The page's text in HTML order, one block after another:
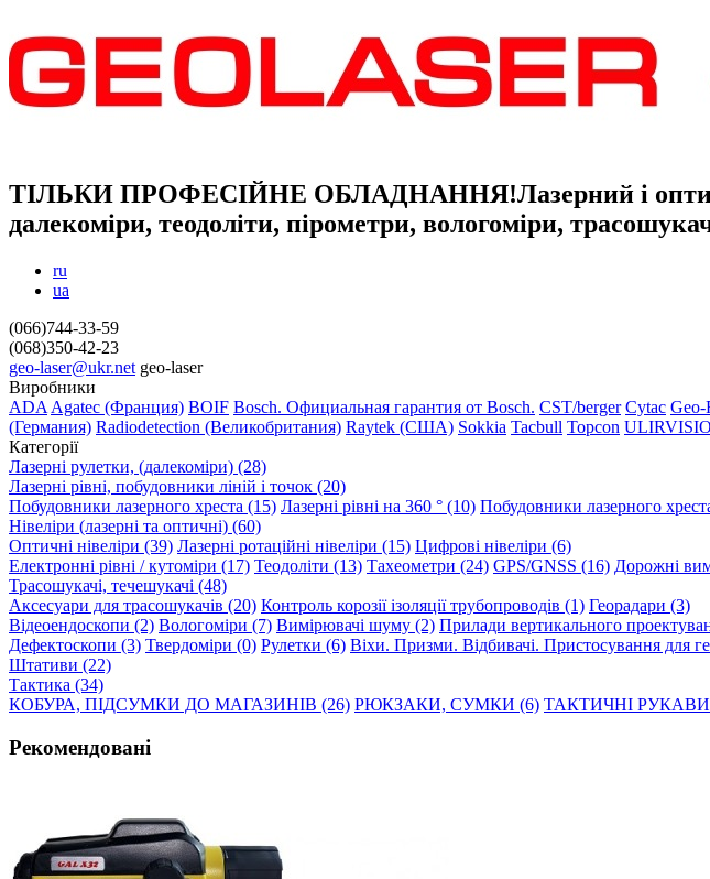
ТІЛЬКИ ПРОФЕСІЙНЕ ОБЛАДНАННЯ!Лазерний і
далекоміри, теодоліти, пірометри, вологоміри,
ru
ua
(066)744-33-59
(068)350-42-23
geo-laser@ukr.net geo-laser
Виробники
ADA Agatec (Франция) BOIF Bosch. Официальная гарантия от Вosch. CST/berger Cytac Geo-
(Германия) Radiodetection (Великобритания) Raytek (США) Sokkia Tacbull Topcon
Категорії
Лазерні рулетки, (далекоміри) (28)
Лазерні рівні, побудовники ліній і точок (20)
Побудовники лазерного хреста (15) Лазерні рівні на 360 ° (10) Побудовники лазерного хреста
Нівеліри (лазерні та оптичні) (60)
Оптичні нівеліри (39) Лазерні ротаційні нівеліри (15) Цифрові нівеліри (6)
Електронні рівні / кутоміри (17) Теодоліти (13) Тахеометри (24) GPS/GNSS (16) Дорожні
Трасошукачі, течешукачі (48)
Аксесуари для трасошукачів (20) Контроль корозії ізоляції трубопроводів (1) Георадари (3)
Відеоендоскопи (2) Вологоміри (7) Вимірювачі шуму (2) Прилади вертикального
Дефектоскопи (3) Твердоміри (0) Рулетки (6) Віхи. Призми. Відбивачі. Пристосування для
Штативи (22)
Тактика (34)
КОБУРА, ПІДСУМКИ ДО МАГАЗИНІВ (26) РЮКЗАКИ, СУМКИ (6) ТАКТИЧНІ
Рекомендовані